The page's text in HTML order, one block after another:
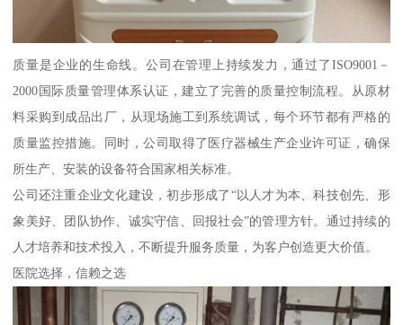
质量是企业的生命线。公司在管理上持续发力，通过了ISO9001－
2000国际质量管理体系认证，建立了完善的质量控制流程。从原材
料采购到成品出厂，从现场施工到系统调试，每个环节都有严格的
质量监控措施。同时，公司取得了医疗器械生产企业许可证，确保
所生产、安装的设备符合国家相关标准。
公司还注重企业文化建设，初步形成了“以人才为本、科技创先、形
象美好、团队协作、诚实守信、回报社会”的管理方针。通过持续的
人才培养和技术投入，不断提升服务质量，为客户创造更大价值。
医院选择，信赖之选